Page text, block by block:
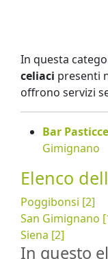
In questa
celiaci presenti
offrono servizi
Bar
Gimignano
Elenco
Poggibonsi [2]
San Gimignano
Siena [2]
In questo